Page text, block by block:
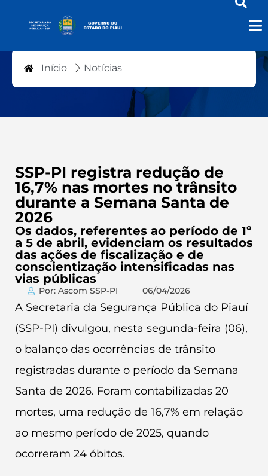
Notícias
Início Notícias
SSP-PI registra redução de
16,7% nas mortes no trânsito
durante a Semana Santa de
2026
Os dados, referentes ao período de 1º
a 5 de abril, evidenciam os resultados
das ações de fiscalização e de
conscientização intensificadas nas
vias públicas
Por: Ascom SSP-PI 06/04/2026
A Secretaria da Segurança Pública do Piauí
(SSP-PI) divulgou, nesta segunda-feira (06),
o balanço das ocorrências de trânsito
registradas durante o período da Semana
Santa de 2026. Foram contabilizadas 20
mortes, uma redução de 16,7% em relação
ao mesmo período de 2025, quando
ocorreram 24 óbitos.